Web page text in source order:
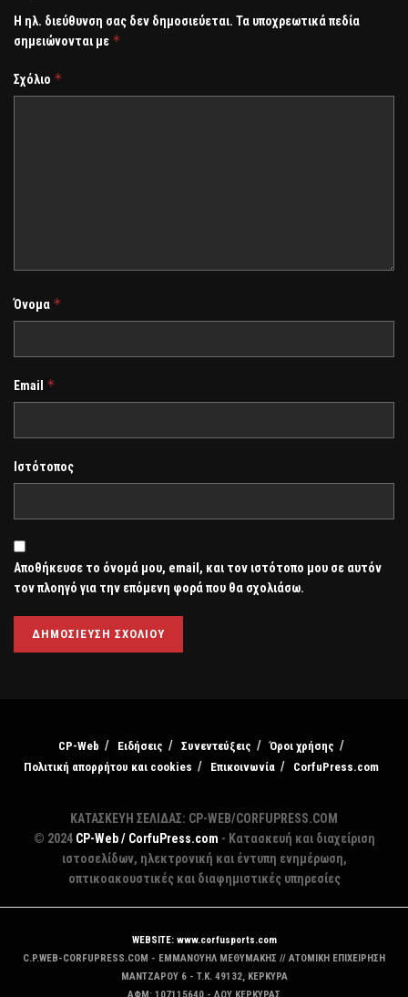
Η ηλ. διεύθυνση σας δεν δημοσιεύεται. Τα υποχρεωτικά πεδία
σημειώνονται με *
Σχόλιο *
Όνομα *
Email *
Ιστότοπος
Αποθήκευσε το όνομά μου, email, και τον ιστότοπο μου σε αυτόν
τον πλοηγό για την επόμενη φορά που θα σχολιάσω.
CP-Web Ειδήσεις Συνεντεύξεις
Όροι χρήσης
Πολιτική απορρήτου και cookies
Επικοινωνία CorfuPress.com
ΚΑΤΑΣΚΕΥΗ ΣΕΛΙΔΑΣ: CP-WEB/CORFUPRESS.COM
© 2024 CP-Web / CorfuPress.com - Κατασκευή και διαχείριση
ιστοσελίδων, ηλεκτρονική και έντυπη ενημέρωση,
οπτικοακουστικές και διαφημιστικές υπηρεσίες
WEBSITE: www.corfusports.com
C.P.WEB-CORFUPRESS.COM - ΕΜΜΑΝΟΥΗΛ ΜΕΘΥΜΑΚΗΣ // ΑΤΟΜΙΚΗ ΕΠΙΧΕΙΡΗΣΗ
MANTZAΡΟΥ 6 - T.K. 49132, ΚΕΡΚΥΡΑ
ΑΦΜ: 107115640 - ΔΟΥ ΚΕΡΚΥΡΑΣ